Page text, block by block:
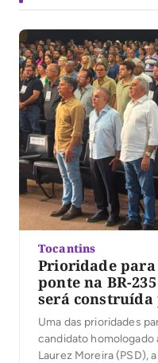
Tocantins
Prioridade
ponte na BR-
será construída
Uma das prioridades
candidato homologado
Laurez Moreira (PSD),